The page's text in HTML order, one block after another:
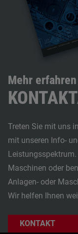
Mehr erfahren
Treten Sie mit uns
mit unseren Info-
Maschinen oder
Anlagen- oder
Wir helfen Ihnen
KONTAKT